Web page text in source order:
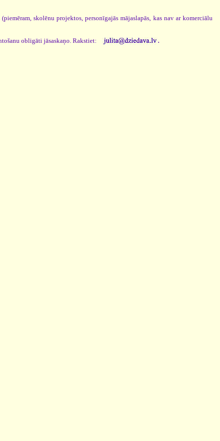
skolēnu projektos, personīgajās mājaslapās, kas nav ar komerciālu
obligāti jāsaskaņo. Rakstiet: .